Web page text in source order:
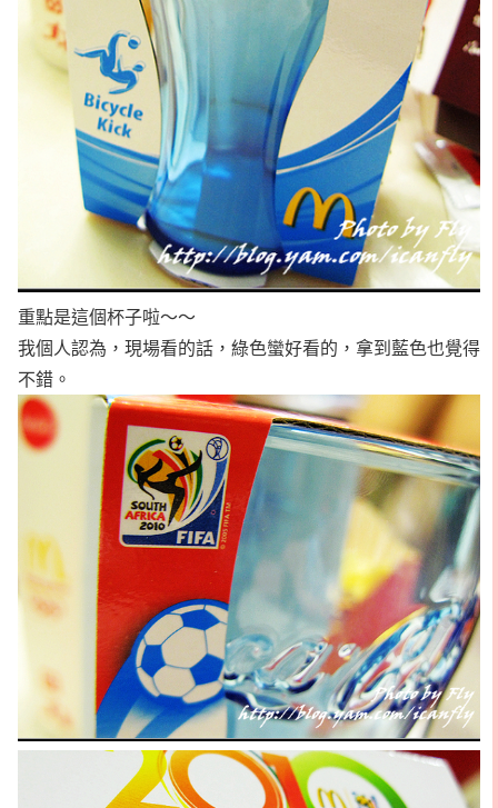
重點是這個杯子啦～～
我個人認為，現場看的話，綠色蠻好看的，拿到藍色也覺得
不錯。